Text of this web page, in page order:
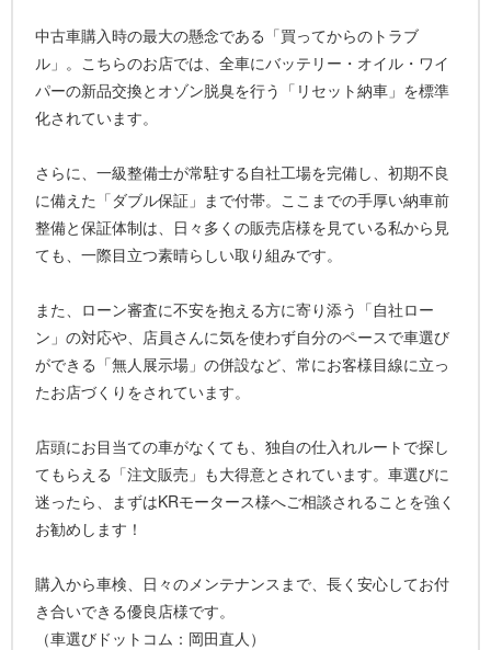
中古車購入時の最大の懸念である「買ってからのトラブ
ル」。こちらのお店では、全車にバッテリー・オイル・ワイ
パーの新品交換とオゾン脱臭を行う「リセット納車」を標準
化されています。
さらに、一級整備士が常駐する自社工場を完備し、初期不良
に備えた「ダブル保証」まで付帯。ここまでの手厚い納車前
整備と保証体制は、日々多くの販売店様を見ている私から見
ても、一際目立つ素晴らしい取り組みです。
また、ローン審査に不安を抱える方に寄り添う「自社ロー
ン」の対応や、店員さんに気を使わず自分のペースで車選び
ができる「無人展示場」の併設など、常にお客様目線に立っ
たお店づくりをされています。
店頭にお目当ての車がなくても、独自の仕入れルートで探し
てもらえる「注文販売」も大得意とされています。車選びに
迷ったら、まずはKRモータース様へご相談されることを強く
お勧めします！
購入から車検、日々のメンテナンスまで、長く安心してお付
き合いできる優良店様です。
（車選びドットコム：岡田直人）